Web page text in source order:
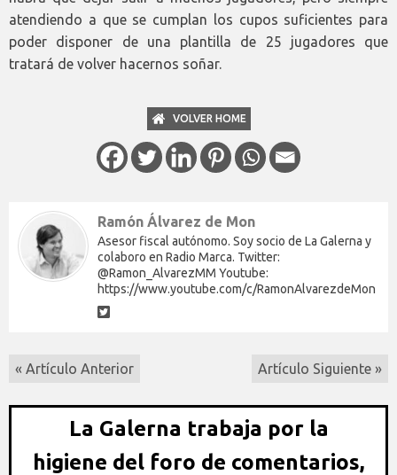
atendiendo a que se cumplan los cupos suficientes para
poder disponer de una plantilla de 25 jugadores que
tratará de volver hacernos soñar.
VOLVER HOME
Ramón Álvarez de Mon
Asesor fiscal autónomo. Soy socio de La Galerna y
colaboro en Radio Marca. Twitter:
@Ramon_AlvarezMM Youtube:
https://www.youtube.com/c/RamonAlvarezdeMon
« Artículo Anterior Artículo Siguiente »
La Galerna trabaja por la
higiene del foro de comentarios,